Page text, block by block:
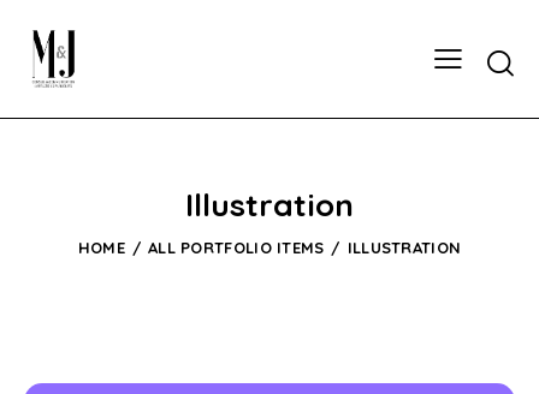
Illustration
HOME ALL PORTFOLIO ITEMS ILLUSTRATION